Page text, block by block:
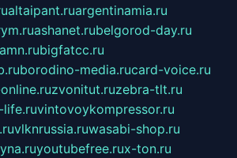
altaipant.ruargentinamia.ru
ashanet.rubelgorod-day.ru
bigfatcc.ru
borodino-media.rucard-voice.ru
zvonitut.ruzebra-tlt.ru
vintovoykompressor.ru
vlknrussia.ruwasabi-shop.ru
youtubefree.rux-ton.ru